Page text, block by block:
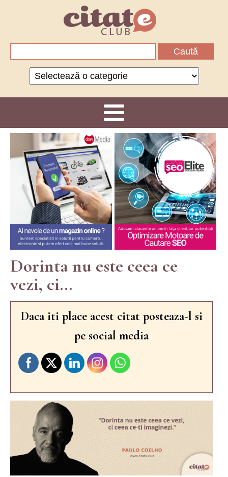
Categorii
Dorinta nu este ceea ce
vezi, ci...
Daca iti place acest citat posteaza-l si
pe social media